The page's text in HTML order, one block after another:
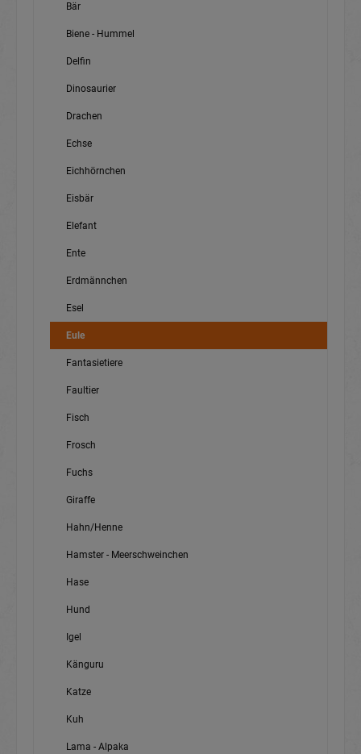
Bär
Biene - Hummel
Delfin
Dinosaurier
Drachen
Echse
Eichhörnchen
Eisbär
Elefant
Ente
Erdmännchen
Esel
Eule
Fantasietiere
Faultier
Fisch
Frosch
Fuchs
Giraffe
Hahn/Henne
Hamster - Meerschweinchen
Hase
Hund
Igel
Känguru
Katze
Kuh
Lama - Alpaka